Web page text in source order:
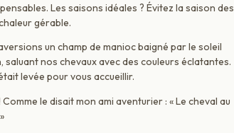
Les saisons idéales ? Évitez la saison des
gérable.
un champ de manioc baigné par le soleil
nos chevaux avec des couleurs éclatantes.
levée pour vous accueillir.
le disait mon ami aventurier : « Le cheval au